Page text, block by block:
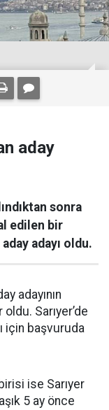
aday
sonra
edilen bir
adayı oldu.
adayının
Sarıyer’de
için başvuruda
ise Sarıyer
5 ay önce